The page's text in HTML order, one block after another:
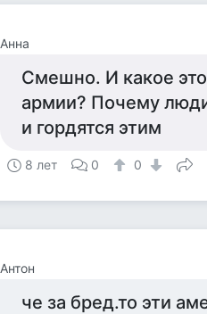
Анна
Смешно. И какое
армии? Почему
и гордятся этим
8 лет 0 0
Антон
че за бред.то эти